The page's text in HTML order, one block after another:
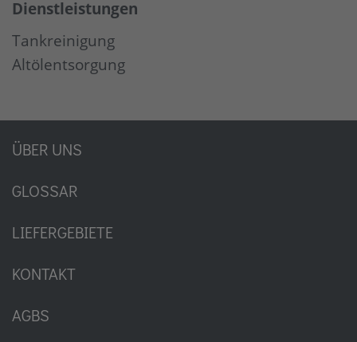
Dienstleistungen
Tankreinigung
Altölentsorgung
ÜBER UNS
GLOSSAR
LIEFERGEBIETE
KONTAKT
AGBS